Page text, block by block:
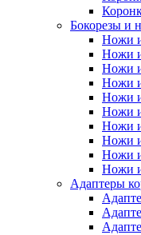
Бокорезы и
Ножи
Ножи
Ножи
Ножи
Ножи
Ножи
Ножи
Ножи
Ножи
Ножи
Адаптеры